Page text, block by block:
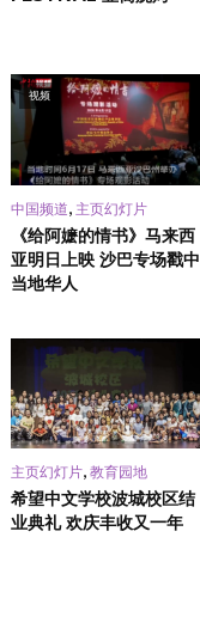
视频
中国频道 主页幻灯片
《给阿嬷的情书》马来西
亚明日上映 沙巴专场戳中
当地华人
主页幻灯片, 教育园地
希望中文学校波城校区结
业典礼 欢庆丰收又一年